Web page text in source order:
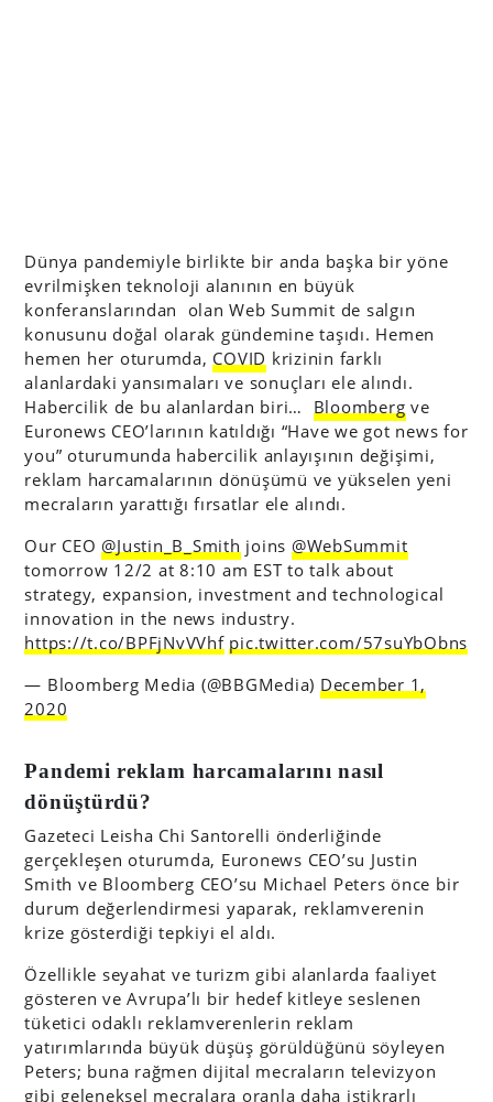
Dünya pandemiyle birlikte bir anda başka bir yöne
evrilmişken teknoloji alanının en büyük
konferanslarından olan Web Summit de salgın
konusunu doğal olarak gündemine taşıdı. Hemen
hemen her oturumda, COVID krizinin farklı
alanlardaki yansımaları ve sonuçları ele alındı.
Habercilik de bu alanlardan biri… Bloomberg ve
Euronews CEO’larının katıldığı “Have we got news for
you” oturumunda habercilik anlayışının değişimi,
reklam harcamalarının dönüşümü ve yükselen yeni
mecraların yarattığı fırsatlar ele alındı.
Our CEO @Justin_B_Smith joins @WebSummit
tomorrow 12/2 at 8:10 am EST to talk about
strategy, expansion, investment and technological
innovation in the news industry.
https://t.co/BPFjNvVVhf pic.twitter.com/57suYbObns
— Bloomberg Media (@BBGMedia) December 1,
2020
Pandemi reklam harcamalarını nasıl
dönüştürdü?
Gazeteci Leisha Chi Santorelli önderliğinde
gerçekleşen oturumda, Euronews CEO’su Justin
Smith ve Bloomberg CEO’su Michael Peters önce bir
durum değerlendirmesi yaparak, reklamverenin
krize gösterdiği tepkiyi el aldı.
Özellikle seyahat ve turizm gibi alanlarda faaliyet
gösteren ve Avrupa’lı bir hedef kitleye seslenen
tüketici odaklı reklamverenlerin reklam
yatırımlarında büyük düşüş görüldüğünü söyleyen
Peters; buna rağmen dijital mecraların televizyon
gibi geleneksel mecralara oranla daha istikrarlı